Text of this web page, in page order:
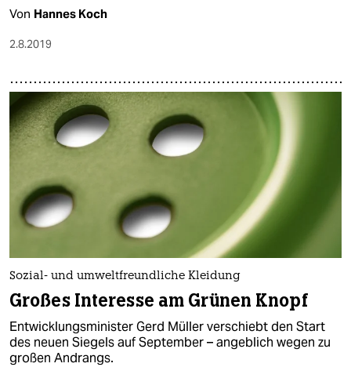
Von Hannes Koch
2.8.2019
Sozial- und umweltfreundliche Kleidung
Großes Interesse am Grünen Knopf
Entwicklungsminister Gerd Müller verschiebt den Start
des neuen Siegels auf September – angeblich wegen zu
großen Andrangs.